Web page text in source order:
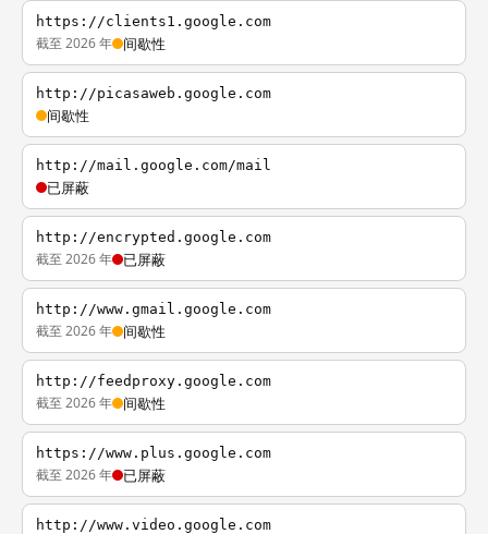
https://clients1.google.com
截至 2026 年 间歇性
http://picasaweb.google.com
间歇性
http://mail.google.com/mail
已屏蔽
http://encrypted.google.com
截至 2026 年 已屏蔽
http://www.gmail.google.com
截至 2026 年 间歇性
http://feedproxy.google.com
截至 2026 年 间歇性
https://www.plus.google.com
截至 2026 年 已屏蔽
http://www.video.google.com